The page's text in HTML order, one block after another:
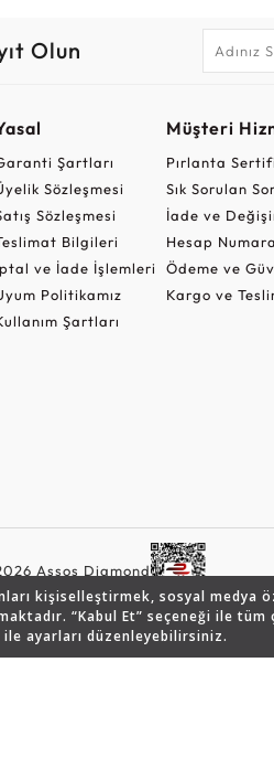
kişiselleştirmek, sosyal medya
“Kabul Et” seçeneği ile
ile ayarları düzenleyebilirsiniz.
Olun
Şartları
Sözleşmesi
Sözleşmesi
Bilgileri
ve İade İşlemleri
Politikamız
Şartları
Müşteri
Pırlanta
Sık Sorulan
İade ve
Hesap
Ödeme ve
Kargo ve
Assos Diamond